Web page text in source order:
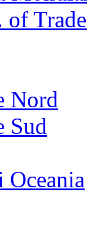
of
Nord
Sud
Oceania